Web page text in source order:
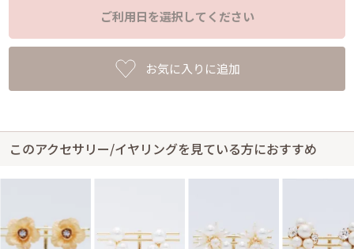
ご利用日を選択してください
お気に入りに追加
このアクセサリー/イヤリングを見ている方におすすめ